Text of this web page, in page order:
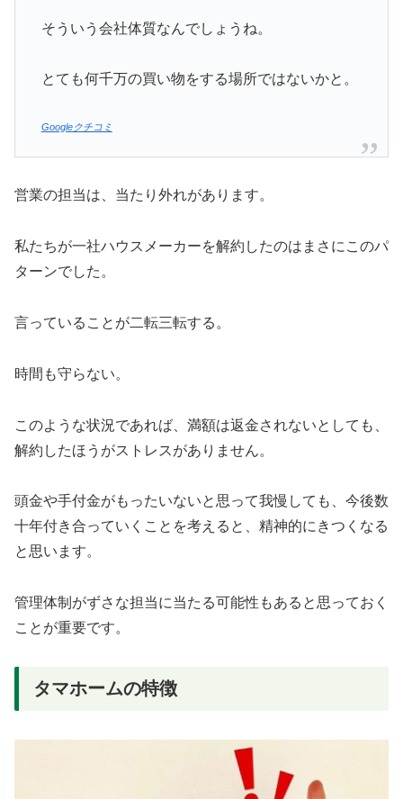
そういう会社体質なんでしょうね。
とても何千万の買い物をする場所ではないかと。
Googleクチコミ
営業の担当は、当たり外れがあります。
私たちが一社ハウスメーカーを解約したのはまさにこのパ
ターンでした。
言っていることが二転三転する。
時間も守らない。
このような状況であれば、満額は返金されないとしても、
解約したほうがストレスがありません。
頭金や手付金がもったいないと思って我慢しても、今後数
十年付き合っていくことを考えると、精神的にきつくなる
と思います。
管理体制がずさな担当に当たる可能性もあると思っておく
ことが重要です。
タマホームの特徴